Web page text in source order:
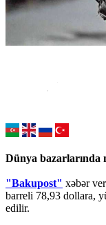
Dünya bazarlarında
"Bakupost" xəbər
barreli 78,93 dollara,
edilir.